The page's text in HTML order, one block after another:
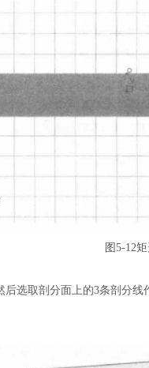
图 5-12
选取剖分面上的3条剖分